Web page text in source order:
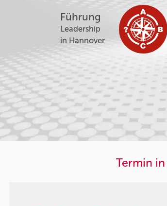
Führung
Leadership
in Hannover
Termin